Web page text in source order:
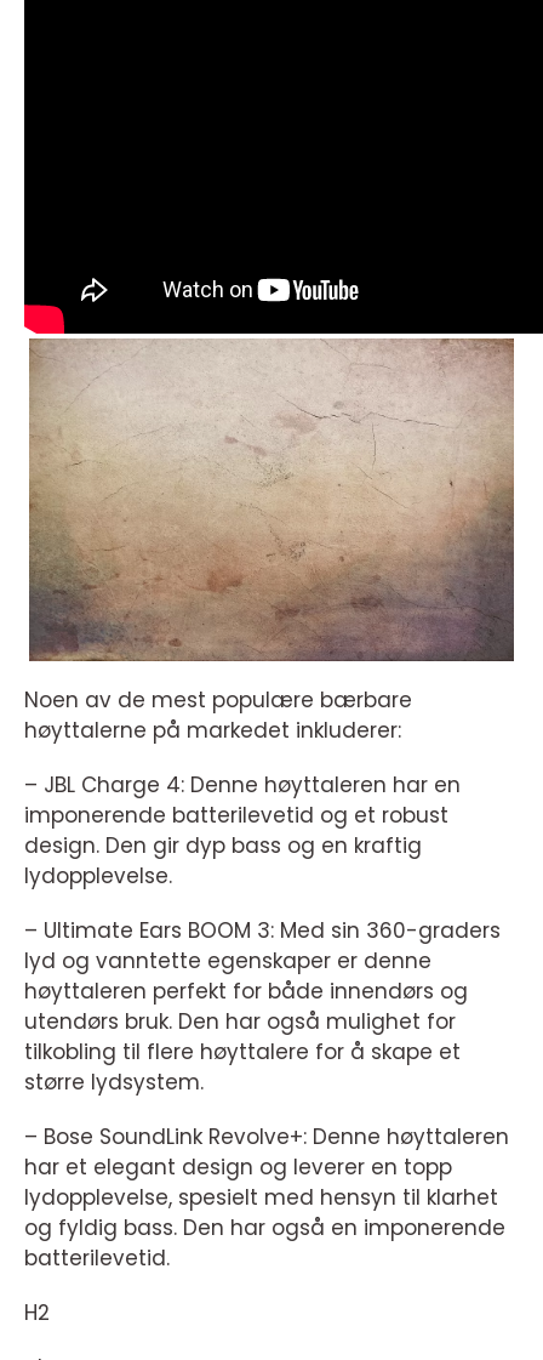
Noen av de mest populære bærbare
høyttalerne på markedet inkluderer:
– JBL Charge 4: Denne høyttaleren har en
imponerende batterilevetid og et robust
design. Den gir dyp bass og en kraftig
lydopplevelse.
– Ultimate Ears BOOM 3: Med sin 360-graders
lyd og vanntette egenskaper er denne
høyttaleren perfekt for både innendørs og
utendørs bruk. Den har også mulighet for
tilkobling til flere høyttalere for å skape et
større lydsystem.
– Bose SoundLink Revolve+: Denne høyttaleren
har et elegant design og leverer en topp
lydopplevelse, spesielt med hensyn til klarhet
og fyldig bass. Den har også en imponerende
batterilevetid.
H2